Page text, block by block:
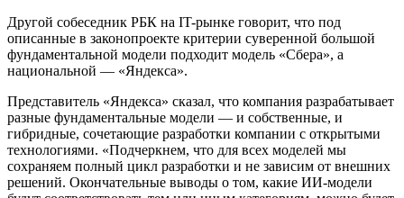
Другой собеседник РБК на IT-рынке говорит, что под
описанные в законопроекте критерии суверенной большой
фундаментальной модели подходит модель «Сбера», а
национальной — «Яндекса».
Представитель «Яндекса» сказал, что компания разрабатывает
разные фундаментальные модели — и собственные, и
гибридные, сочетающие разработки компании с открытыми
технологиями. «Подчеркнем, что для всех моделей мы
сохраняем полный цикл разработки и не зависим от внешних
решений. Окончательные выводы о том, какие ИИ-модели